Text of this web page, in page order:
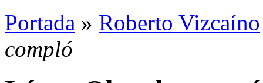
Portada » Roberto Vizcaíno
compló